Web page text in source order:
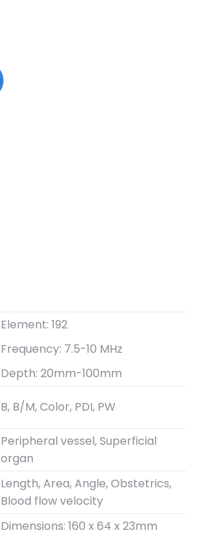
Element: 192
Frequency: 7.5-10 MHz
Depth: 20mm-100mm
B, B/M, Color, PDI, PW
Peripheral vessel, Superficial
organ
Length, Area, Angle, Obstetrics,
Blood flow velocity
Dimensions: 160 x 64 x 23mm